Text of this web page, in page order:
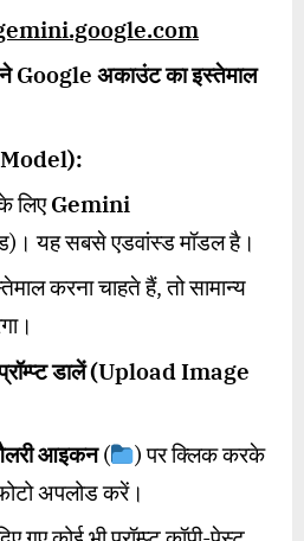
Google अकाउंट का इस्तेमाल
लिएGemini
यह सबसे एडवांस्ड मॉडल है।
करना चाहते हैं, तो सामान्य
डालें (Upload Image
आइकन(
) पर क्लिक करके
अपलोड करें।